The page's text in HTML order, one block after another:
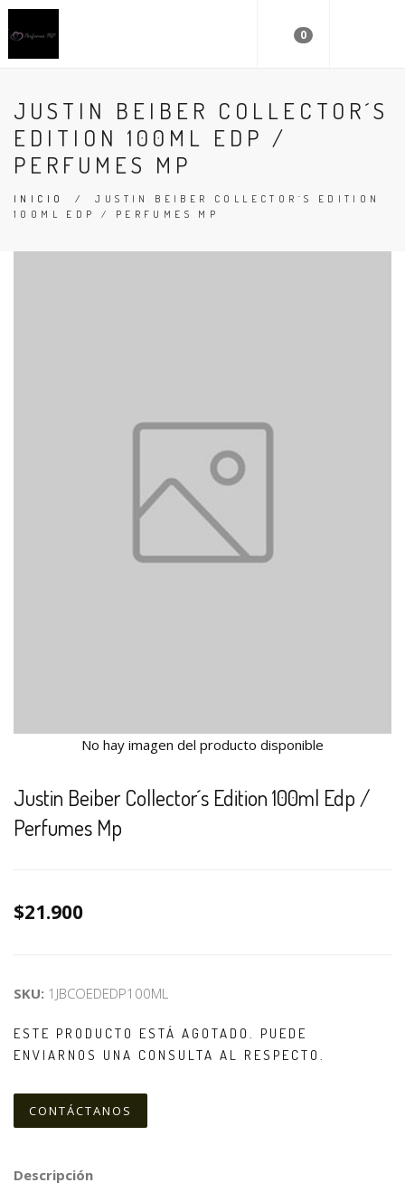
0
JUSTIN BEIBER COLLECTOR´S
EDITION 100ML EDP /
PERFUMES MP
INICIO /JUSTIN BEIBER COLLECTOR´S EDITION
100ML EDP / PERFUMES MP
No hay imagen del producto disponible
Justin Beiber Collector´s Edition 100ml Edp /
Perfumes Mp
$21.900
SKU: 1JBCOEDEDP100ML
ESTE PRODUCTO ESTÁ AGOTADO. PUEDE
ENVIARNOS UNA CONSULTA AL RESPECTO.
CONTÁCTANOS
Descripción